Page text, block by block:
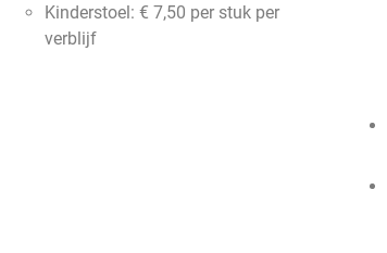
Kinderstoel: € 7,50 per stuk per
verblijf